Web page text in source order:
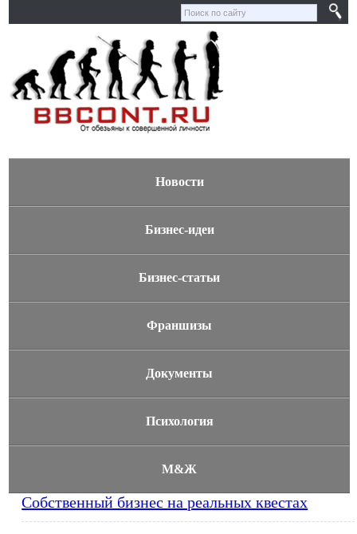
Новости
Бизнес-идеи
Бизнес-статьи
Франшизы
Документы
Психология
М&Ж
Собственный бизнес на реальных квестах